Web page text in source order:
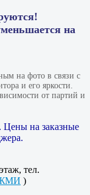
на
на фото в связи с
и его яркости.
от партий и
Цены на заказные
тел.
ЖМИ )